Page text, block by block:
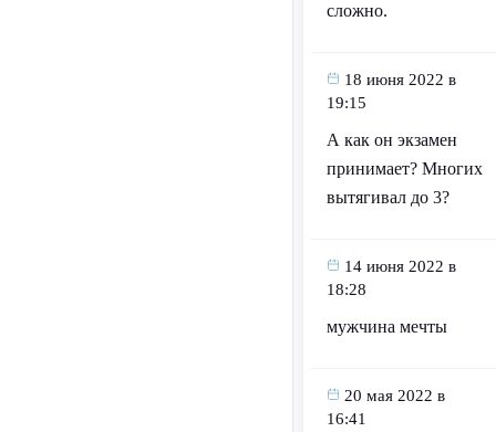
сложно.
18 июня 2022 в
19:15
А как он экзамен
принимает? Многих
вытягивал до 3?
14 июня 2022 в
18:28
мужчина мечты
20 мая 2022 в
16:41